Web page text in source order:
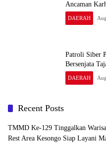
Ancaman
DAERAH
Patroli Siber
Bersenjata
DAERAH
Recent Posts
TMMD Ke-129 Tinggalkan
Rest Area Kesongo Siap Layani